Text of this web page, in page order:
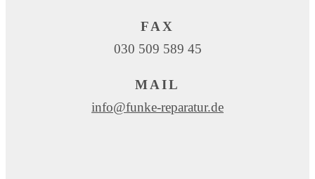
FAX
030 509 589 45
MAIL
info@funke-reparatur.de